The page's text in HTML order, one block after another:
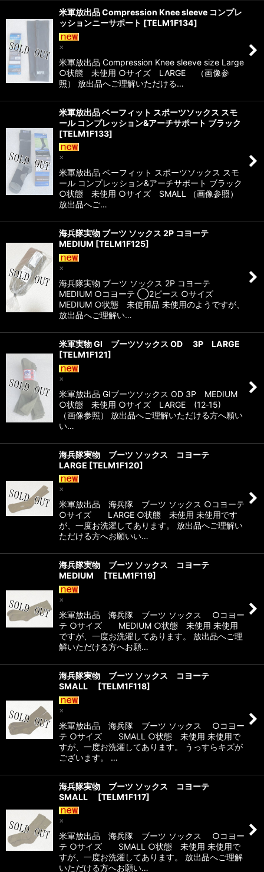
米軍放出品 Compression Knee sleeve コンプレ
ッションニーサポート [TELM1F134]
×
米軍放出品 Compression Knee sleeve size Large
○状態 未使用 ○サイズ LARGE （画像参
照） 放出品へご理解いただける…
米軍放出品 ベーフィット スポーツソックス スモ
ール コンプレッション&アーチサポート ブラック
[TELM1F133]
×
米軍放出品 ベーフィット スポーツソックス スモ
ール コンプレッション&アーチサポート ブラック
○状態 未使用 ○サイズ SMALL （画像参照）
放出品へご…
海兵隊実物 ブーツ ソックス 2P コヨーテ
MEDIUM [TELM1F125]
×
海兵隊実物 ブーツ ソックス 2P コヨーテ
MEDIUM ○コヨーテ ◯2ピース ○サイズ
MEDIUM ○状態 未使用品 未使用のようですが、
放出品へご理解い…
米軍実物 GI ブーツソックス OD 3P LARGE
[TELM1F121]
×
米軍放出品 GIブーツソックス OD 3P MEDIUM
○状態 未使用 ○サイズ LARGE (12‐15)
（画像参照） 放出品へご理解いただける方へ願い
い…
海兵隊実物 ブーツ ソックス コヨーテ
LARGE [TELM1F120]
×
米軍放出品 海兵隊 ブーツ ソックス ○コヨーテ
○サイズ LARGE ○状態 未使用 未使用です
が、一度お洗濯してあります。 放出品へご理解い
ただける方へお願いい…
海兵隊実物 ブーツ ソックス コヨーテ
MEDIUM
[TELM1F119]
×
米軍放出品 海兵隊 ブーツ ソックス ○コヨー
テ ○サイズ MEDIUM ○状態 未使用 未使用
ですが、一度お洗濯してあります。 放出品へご理
解いただける方へお願…
海兵隊実物 ブーツ ソックス コヨーテ
SMALL
[TELM1F118]
×
米軍放出品 海兵隊 ブーツ ソックス ○コヨー
テ ○サイズ SMALL ○状態 未使用 未使用で
すが、一度お洗濯してあります。 うっすらキズが
ございます。 …
海兵隊実物 ブーツ ソックス コヨーテ
SMALL
[TELM1F117]
×
米軍放出品 海兵隊 ブーツ ソックス ○コヨー
テ ○サイズ SMALL ○状態 未使用 未使用で
すが、一度お洗濯してあります。 放出品へご理解
いただける方へお願い…